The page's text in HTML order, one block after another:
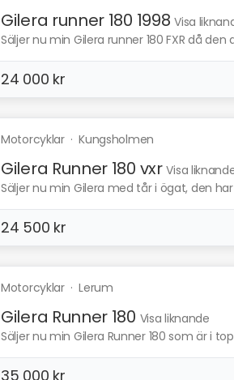
Gilera runner 180 1998 Visa
Säljer nu min Gilera runner 180 FXR då
24 000 kr
Motorcyklar·Kungsholmen
Gilera Runner 180 vxr Visa
Säljer nu min Gilera med tår i ögat, den
24 500 kr
Motorcyklar·Lerum
Gilera Runner 180 Visa liknande
Säljer nu min Gilera Runner 180 som är i
35 000 kr